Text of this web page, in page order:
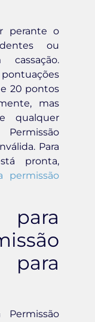
perante o
ou
20 pontos
mas
qualquer
Para
pronta,
permissão
para